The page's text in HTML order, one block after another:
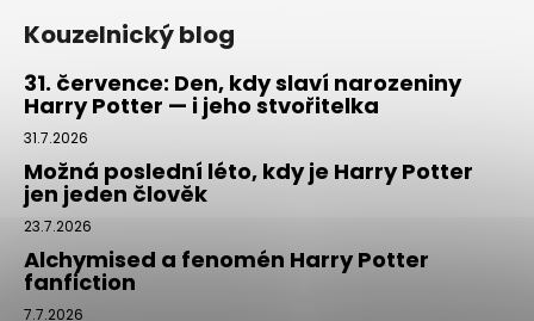
Kouzelnický blog
31. července: Den, kdy slaví narozeniny
Harry Potter — i jeho stvořitelka
31.7.2026
Možná poslední léto, kdy je Harry Potter
jen jeden člověk
23.7.2026
Alchymised a fenomén Harry Potter
fanfiction
7.7.2026